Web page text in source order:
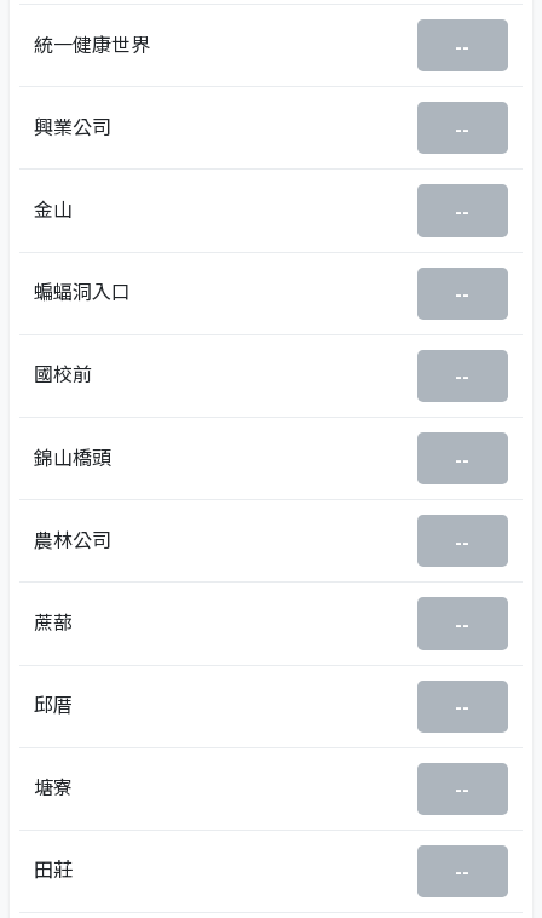
統一健康世界 --
興業公司 --
金山 --
蝙蝠洞入口 --
國校前 --
錦山橋頭 --
農林公司 --
蔗蔀 --
邱厝 --
塘寮 --
田莊 --